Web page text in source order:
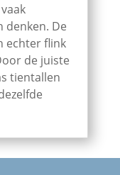
denken. De
echter flink
de juiste
tientallen